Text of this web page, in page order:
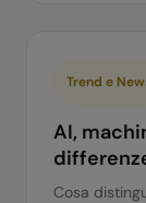
Trend e
AI,
Cosa